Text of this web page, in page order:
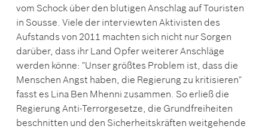
vom Schock über den blutigen Anschlag auf Touristen
in Sousse. Viele der interviewten Aktivisten des
Aufstands von 2011 machten sich nicht nur Sorgen
darüber, dass ihr Land Opfer weiterer Anschläge
werden könne: "Unser größtes Problem ist, dass die
Menschen Angst haben, die Regierung zu kritisieren"
fasst es Lina Ben Mhenni zusammen. So erließ die
Regierung Anti-Terrorgesetze, die Grundfreiheiten
beschnitten und den Sicherheitskräften weitgehende